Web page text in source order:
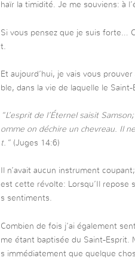
haïr la timidité. Je me souviens: à
Si vous pensez que je suis forte…
t.
Et aujourd’hui, je vais vous
ble, dans la vie de laquelle le
“L’esprit de l’Éternel saisit
omme on déchire un chevreau. Il
t.”(Juges 14:6)
Il n’avait aucun instrument
est cette révolte: Lorsqu’Il repose
s sentiments.
Combien de fois j’ai également
me étant baptisée du Saint-Esprit.
s immédiatement que quelque